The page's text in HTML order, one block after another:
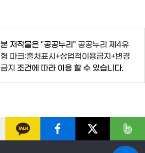
본 저작물은 "공공누리" 공공누리 제4유
형 마크:출처표시+상업적이용금지+변경
금지 조건에 따라 이용 할 수 있습니다.